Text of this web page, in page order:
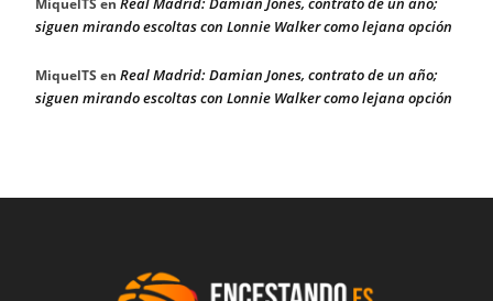
siguen mirando escoltas con Lonnie Walker como lejana opción
MiquelTS en Real Madrid: Damian Jones, contrato de un año;
siguen mirando escoltas con Lonnie Walker como lejana opción